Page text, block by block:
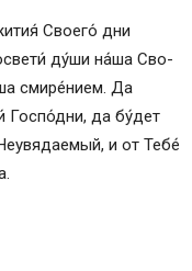
Цвет»
Сво­его́ дни
ду́­ши на́­ша Сво­
смире́нием. Да
Госпо́дни, да бу́дет
и от Те­бе́